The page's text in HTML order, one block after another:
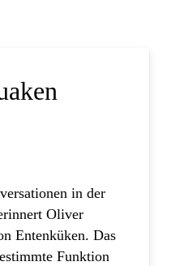
in der
Oliver
Entenküken. Das
Funktion